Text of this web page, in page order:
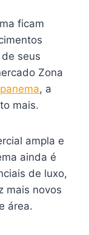
ficam
seus
Zona
, a
mais.
ampla e
ainda é
de luxo,
mais novos
área.